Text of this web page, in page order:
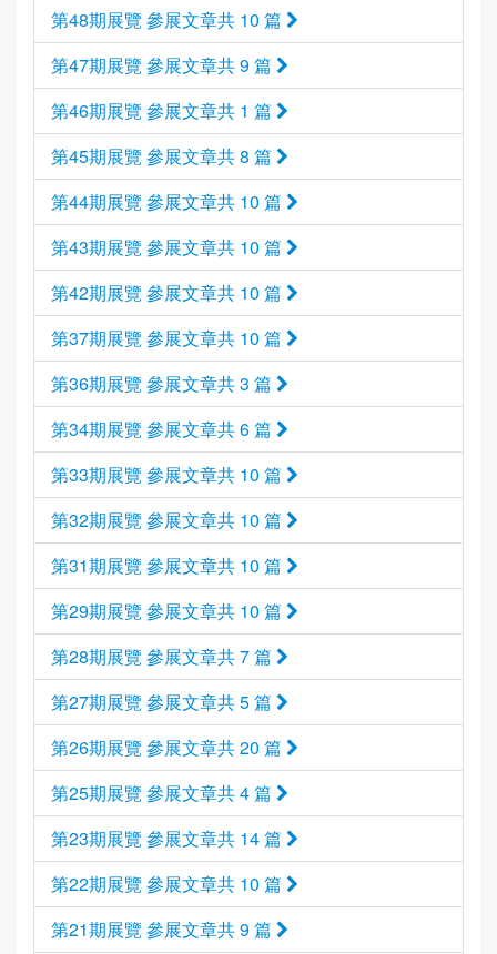
第48期展覽 參展文章共 10 篇
第47期展覽 參展文章共 9 篇
第46期展覽 參展文章共 1 篇
第45期展覽 參展文章共 8 篇
第44期展覽 參展文章共 10 篇
第43期展覽 參展文章共 10 篇
第42期展覽 參展文章共 10 篇
第37期展覽 參展文章共 10 篇
第36期展覽 參展文章共 3 篇
第34期展覽 參展文章共 6 篇
第33期展覽 參展文章共 10 篇
第32期展覽 參展文章共 10 篇
第31期展覽 參展文章共 10 篇
第29期展覽 參展文章共 10 篇
第28期展覽 參展文章共 7 篇
第27期展覽 參展文章共 5 篇
第26期展覽 參展文章共 20 篇
第25期展覽 參展文章共 4 篇
第23期展覽 參展文章共 14 篇
第22期展覽 參展文章共 10 篇
第21期展覽 參展文章共 9 篇